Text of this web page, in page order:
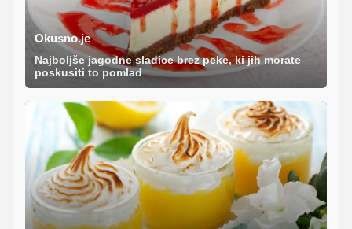
Okusno.je
Najboljše jagodne sladice brez peke, ki jih morate
poskusiti to pomlad